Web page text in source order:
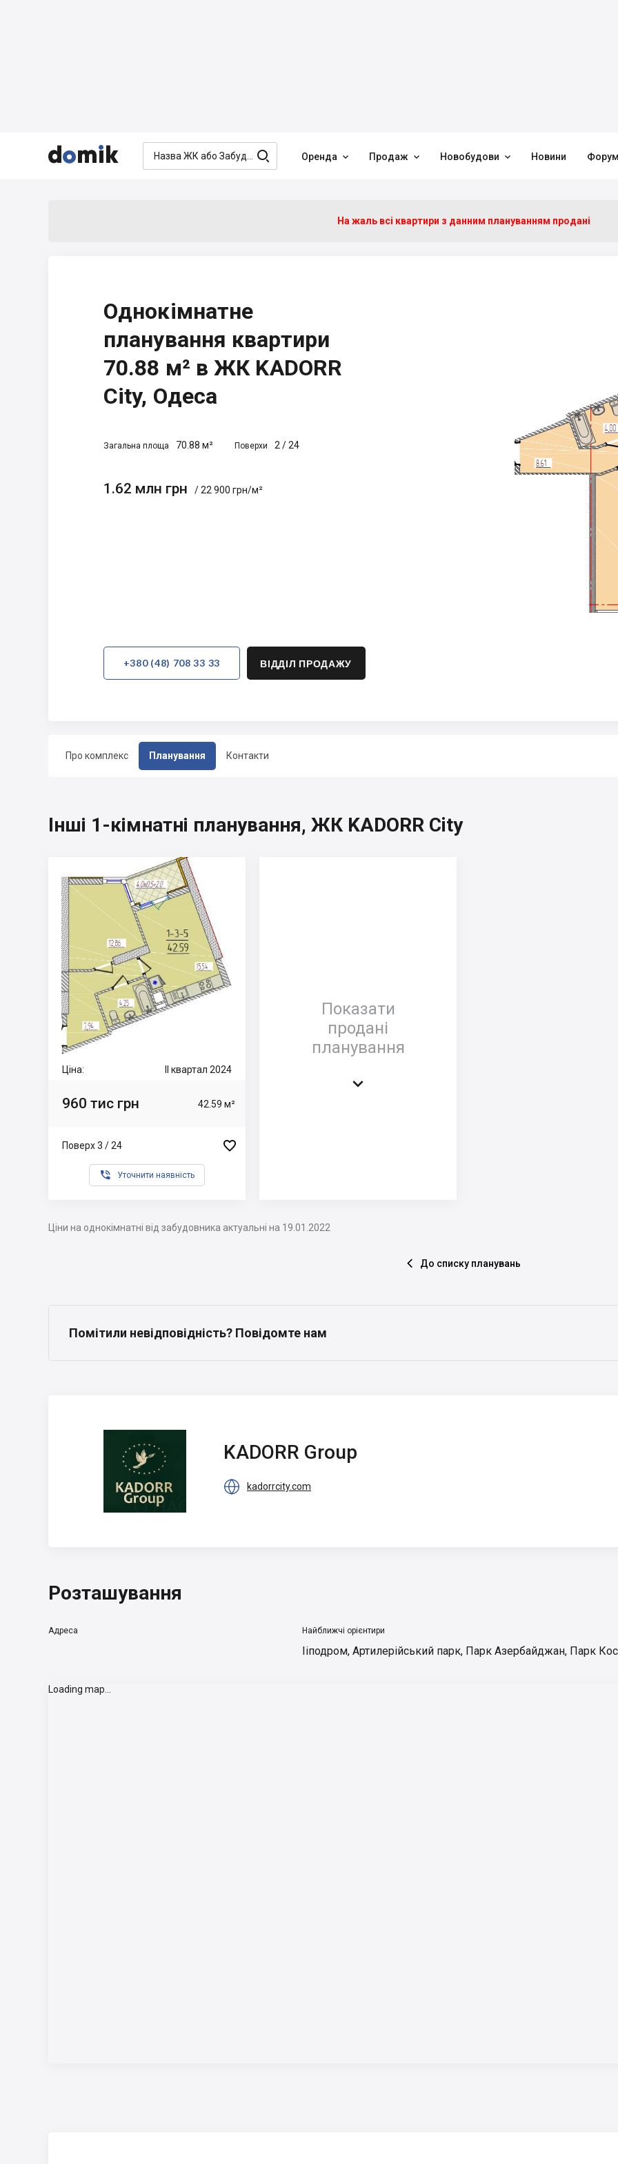


  Оренда  Продаж  Новобудови  Новини
Про комплекс Планування Контакти
На жаль всі квартири з данним плануванням продані
Однокімнатне
планування квартири
70.88 м² в ЖК KADORR
City, Одеса
Загальна площа 70.88 м² Поверхи 2 /24
1.62 млн грн / 22 900 грн/м²
+380 (48) 708 33 33 ВІДДІЛ ПРОДАЖУ
Інші 1-кімнатні планування, ЖК KADORR City
Ціна: II квартал 2024
960 тис грн 42.59 м²
Поверх 3 / 24 
 Уточнити наявність
Показати
продані
планування

Ціни на однокімнатні від забудовника актуальні на 19.01.2022
 До списку планувань
Помітили невідповідність? Повідомте нам
KADORR Group
 kadorrcity.com
Розташування
Адреса Найближчі орієнтири
Ііподром, Артилерійський парк, Парк Азербайджан, Парк
Loading map...